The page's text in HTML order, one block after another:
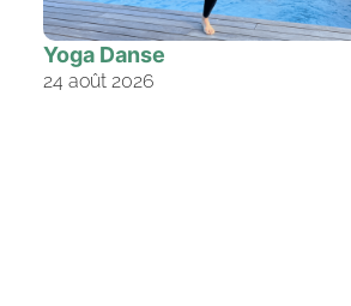
Yoga Danse
24 août 2026